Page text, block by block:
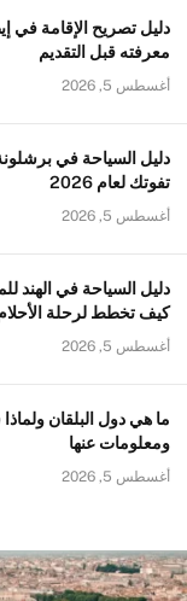
معرفته قبل التقديم
أغسطس 5, 2026
دليل السياحة في
تفوتك لعام 2026
أغسطس 5, 2026
كيف تخطط لرحلة
أغسطس 5, 2026
ما هي دول البلقان
ومعلومات عنها
أغسطس 5, 2026